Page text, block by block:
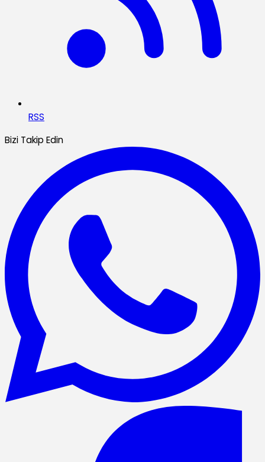
RSS
Bizi Takip Edin